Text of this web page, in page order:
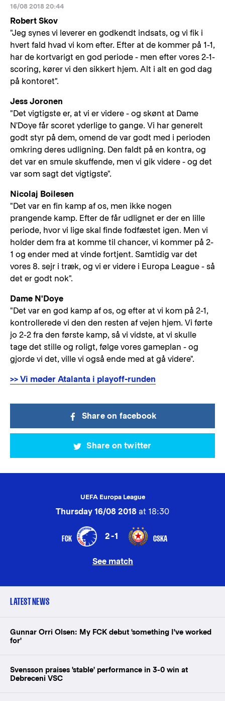
16/08 2018 20:44
Robert Skov
"Jeg synes vi leverer en godkendt indsats, og vi fik i
hvert fald hvad vi kom efter. Efter at de kommer på 1-1,
har de kortvarigt en god periode - men efter vores 2-1-
scoring, kører vi den sikkert hjem. Alt i alt en god dag
på kontoret".
Jess Joronen
"Det vigtigste er, at vi er videre - og skønt at Dame
N'Doye får scoret yderlige to gange. Vi har generelt
godt styr på dem, omend de var godt med i perioden
omkring deres udligning. Den faldt på en kontra, og
det var en smule skuffende, men vi gik videre - og det
var som sagt det vigtigste".
Nicolaj Boilesen
"Det var en fin kamp af os, men ikke nogen
prangende kamp. Efter de får udlignet er der en lille
periode, hvor vi lige skal finde fodfæstet igen. Men vi
holder dem fra at komme til chancer, vi kommer på 2-
1 og ender med at vinde fortjent. Samtidig var det
vores 8. sejr i træk, og vi er videre i Europa League - så
det er godt nok".
Dame N'Doye
"Det var en god kamp af os, og efter at vi kom på 2-1,
kontrollerede vi den den resten af vejen hjem. Vi førte
jo 2-2 fra den første kamp, så vi vidste, at vi skulle
tage det stille og roligt, følge vores gameplan - og
gjorde vi det, ville vi også ende med at gå videre".
>> Vi møder Atalanta i playoff-runden
Share on facebook
Share on twitter
UEFA Europa League
Thursday 16/08 2018 at 18:30
FCK 2-1 CSKA
See match
LATEST NEWS
Gunnar Orri Olsen: My FCK debut 'something I've worked
for'
Svensson praises 'stable' performance in 3-0 win at
Debreceni VSC